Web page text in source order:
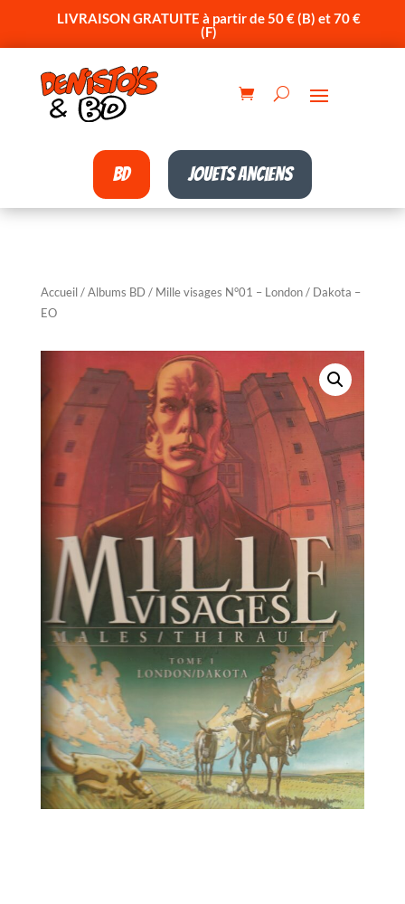
LIVRAISON GRATUITE à partir de 50 € (B) et 70 €
(F)
BD Jouets anciens
Accueil/Albums BD / Mille visages N°01 – London / Dakota –
EO